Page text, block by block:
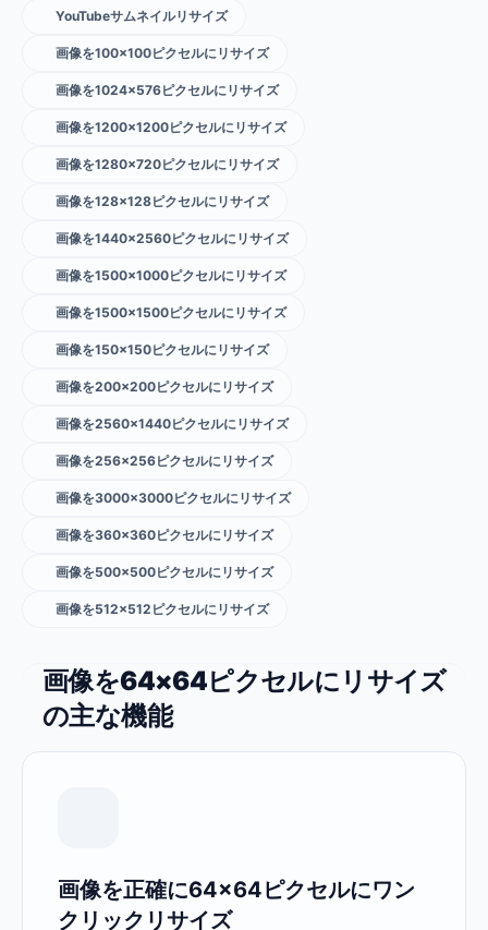
YouTubeサムネイルリサイズ
画像を100×100ピクセルにリサイズ
画像を1024×576ピクセルにリサイズ
画像を1200×1200ピクセルにリサイズ
画像を1280×720ピクセルにリサイズ
画像を128×128ピクセルにリサイズ
画像を1440×2560ピクセルにリサイズ
画像を1500×1000ピクセルにリサイズ
画像を1500×1500ピクセルにリサイズ
画像を150×150ピクセルにリサイズ
画像を200×200ピクセルにリサイズ
画像を2560×1440ピクセルにリサイズ
画像を256×256ピクセルにリサイズ
画像を3000×3000ピクセルにリサイズ
画像を360×360ピクセルにリサイズ
画像を500×500ピクセルにリサイズ
画像を512×512ピクセルにリサイズ
画像を64×64ピクセルにリサイズ
の主な機能
画像を正確に64×64ピクセルにワン
クリックリサイズ